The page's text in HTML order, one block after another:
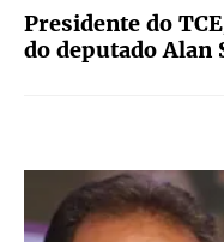
Presidente do
do deputado Alan